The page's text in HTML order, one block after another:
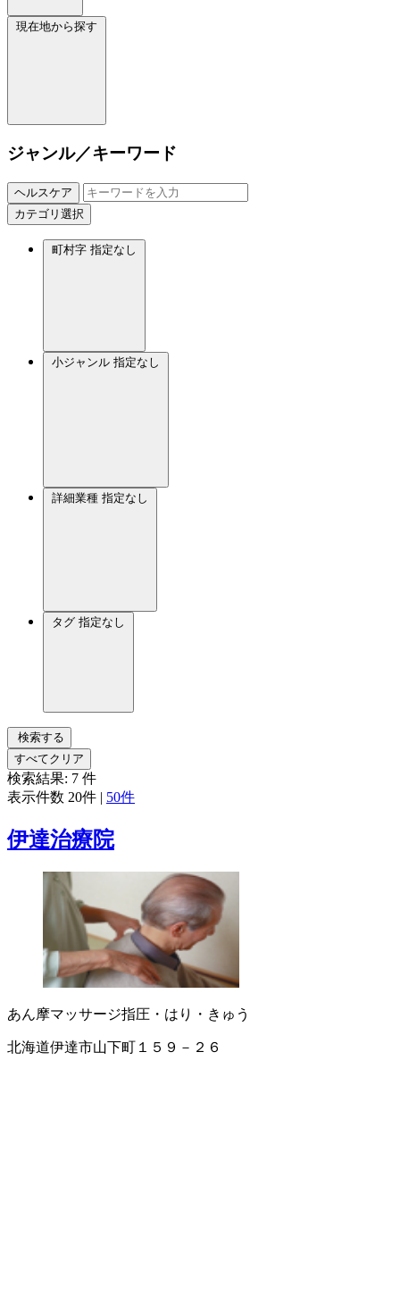
現在地から探す
ジャンル／キーワード
ヘルスケア
カテゴリ選択
町村字 指定なし
小ジャンル 指定なし
詳細業種 指定なし
タグ 指定なし
検索する
すべてクリア
検索結果: 7 件
表示件数 20件 | 50件
伊達治療院
あん摩マッサージ指圧・はり・きゅう
北海道伊達市山下町１５９－２６